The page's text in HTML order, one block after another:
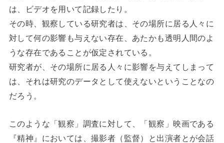
は、ビデオを用いて記録したり。
その時、観察している研究者は、その場所に居る人々に
対して何の影響も与えない存在、あたかも透明人間のよ
うな存在であることが仮定されている。
研究者が、その場所に居る人々に影響を与えてしまって
は、それは研究のデータとして使えないということなの
だろう。
このような「観察」調査に対して、「観察」映画である
『精神』においては、撮影者（監督）と出演者とが会話